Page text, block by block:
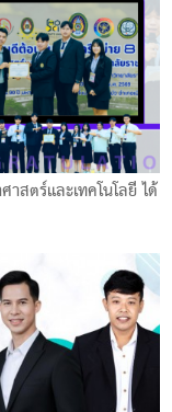
สตร์และเทคโนโลยี ได้